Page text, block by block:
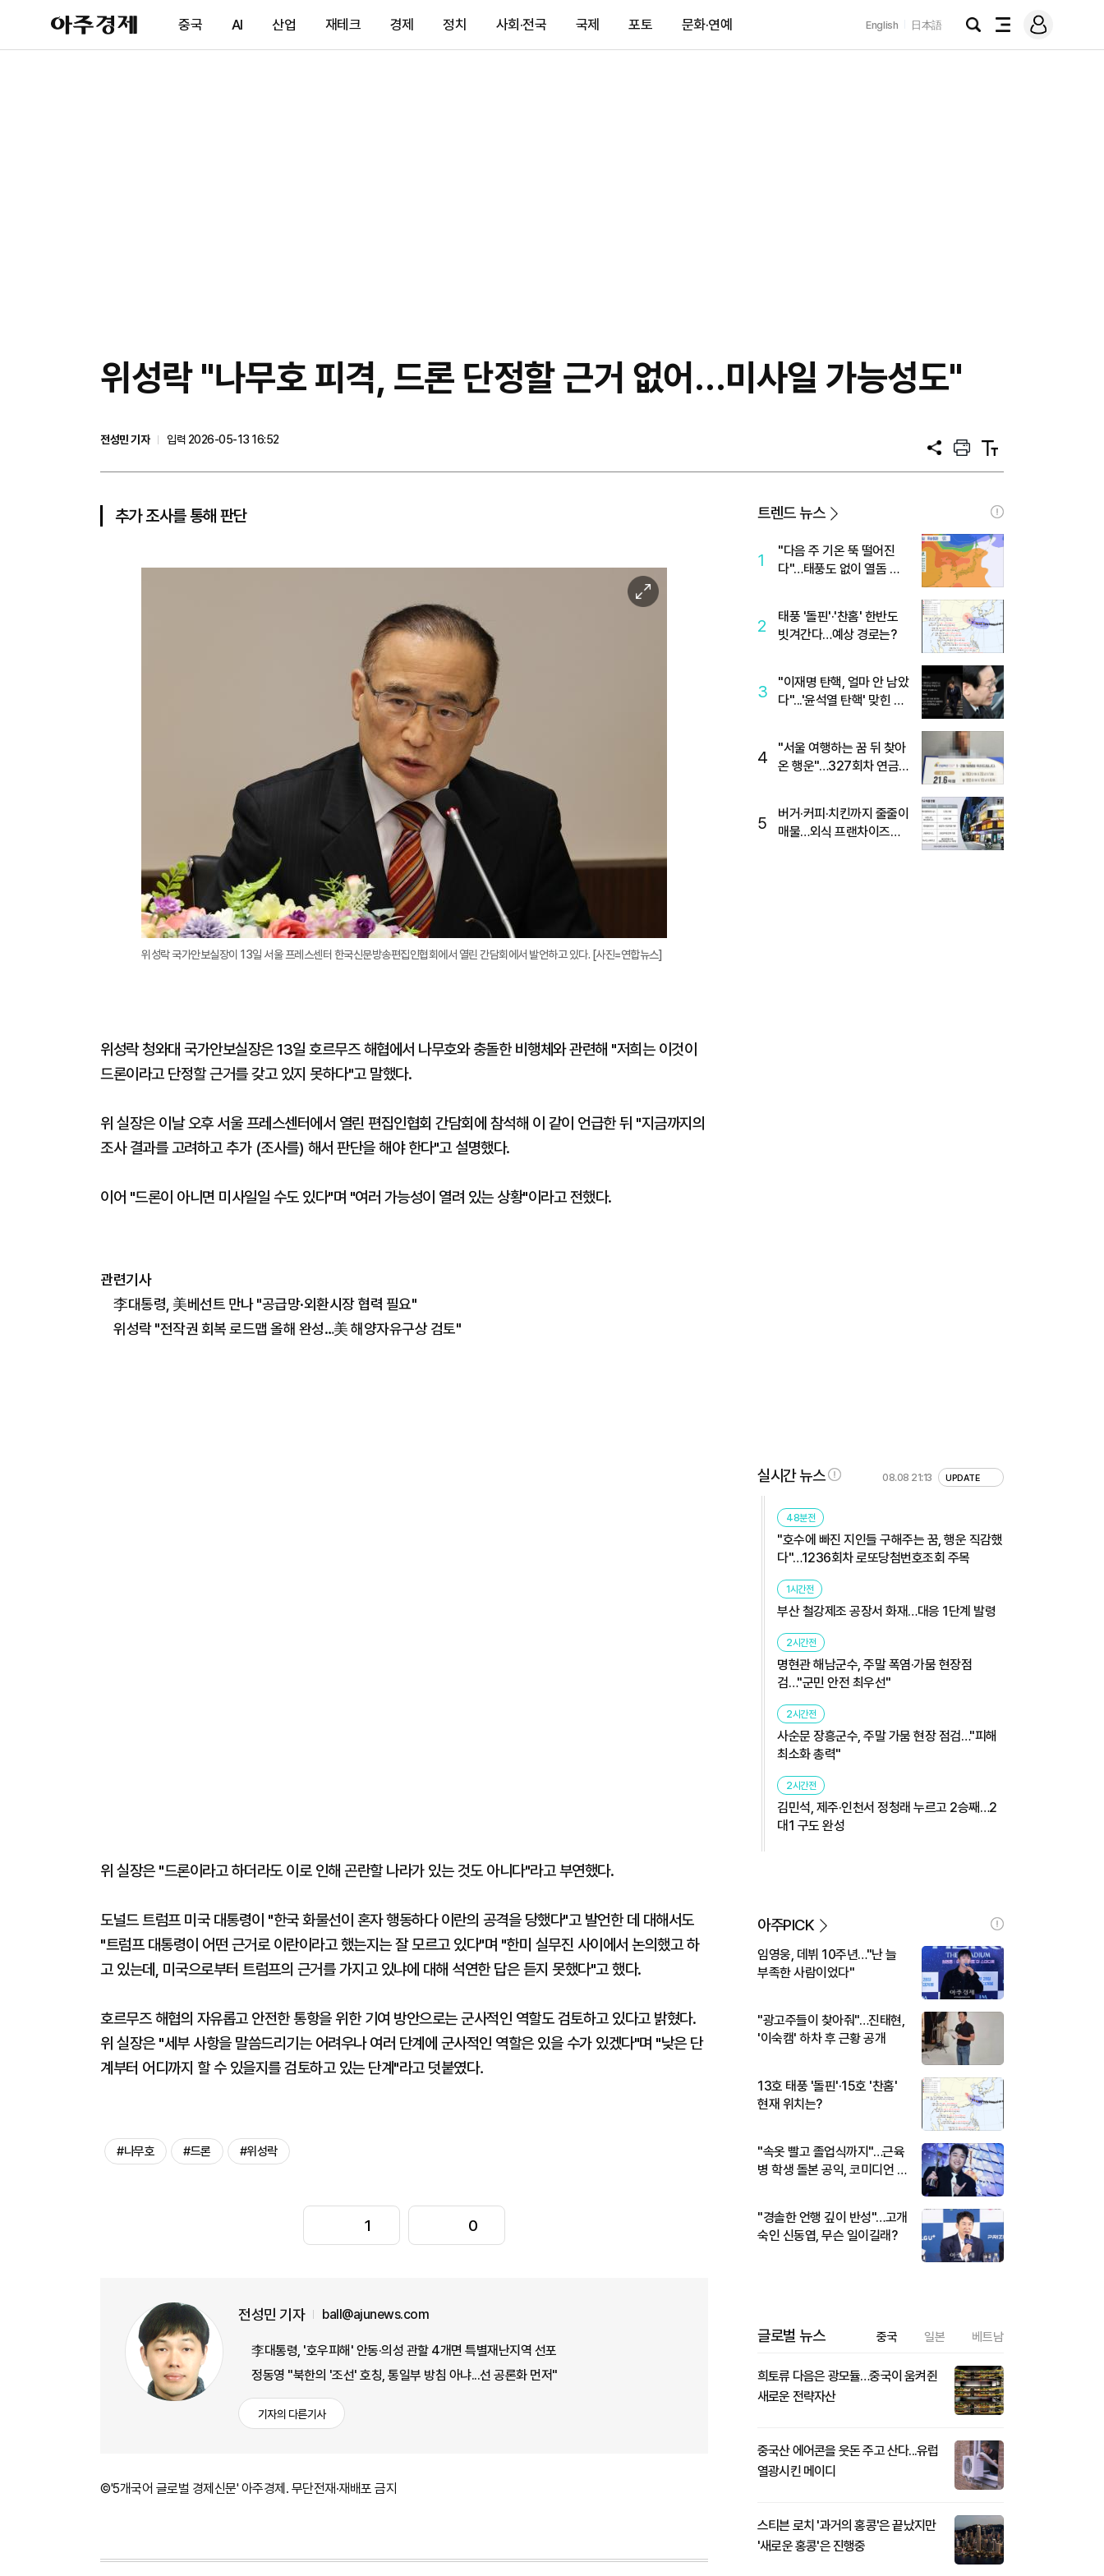
아
주
제
중국 AI 산업 재테크 경제 정치 사회·전국 국제 포토 문화·연예 English 日本語
검
전
메
그
위성락 "나무호 피격, 드론 단정할 근거 없어…미사일 가능성도"
전성민 기자
입력 2026-05-13 16:52
공
프
트
텍
트
추가 조사를 통해 판단
이
미
위성락 국가안보실장이 13일 서울 프레스센터 한국신문방송편집인협회에서 열린 간담회에서 발언하고 있다. [사진=연합뉴스]
위성락 청와대 국가안보실장은 13일 호르무즈 해협에서 나무호와 충돌한 비행체와 관련해 "저희는 이것이
드론이라고 단정할 근거를 갖고 있지 못하다"고 말했다.
위 실장은 이날 오후 서울 프레스센터에서 열린 편집인협회 간담회에 참석해 이 같이 언급한 뒤 "지금까지의
조사 결과를 고려하고 추가 (조사를) 해서 판단을 해야 한다"고 설명했다.
이어 "드론이 아니면 미사일일 수도 있다"며 "여러 가능성이 열려 있는 상황"이라고 전했다.
관련기사
李대통령, 美베선트 만나 "공급망·외환시장 협력 필요"
위성락 "전작권 회복 로드맵 올해 완성…美 해양자유구상 검토"
위 실장은 "드론이라고 하더라도 이로 인해 곤란할 나라가 있는 것도 아니다"라고 부연했다.
도널드 트럼프 미국 대통령이 "한국 화물선이 혼자 행동하다 이란의 공격을 당했다"고 발언한 데 대해서도
"트럼프 대통령이 어떤 근거로 이란이라고 했는지는 잘 모르고 있다"며 "한미 실무진 사이에서 논의했고 하
고 있는데, 미국으로부터 트럼프의 근거를 가지고 있냐에 대해 석연한 답은 듣지 못했다"고 했다.
호르무즈 해협의 자유롭고 안전한 통항을 위한 기여 방안으로는 군사적인 역할도 검토하고 있다고 밝혔다.
위 실장은 "세부 사항을 말씀드리기는 어려우나 여러 단계에 군사적인 역할은 있을 수가 있겠다"며 "낮은 단
계부터 어디까지 할 수 있을지를 검토하고 있는 단계"라고 덧붙였다．
#나무호 #드론 #위성락
1 0
전성민 기자 ball@ajunews.com
李대통령, '호우피해' 안동·의성 관할 4개면 특별재난지역 선포
정동영 "북한의 '조선' 호칭, 통일부 방침 아냐...선 공론화 먼저"
기자의 다른기사
©'5개국어 글로벌 경제신문' 아주경제. 무단전재·재배포 금지
트렌드 뉴스
1
"다음 주 기온 뚝 떨어진
다"…태풍도 없이 열돔 박
2
태풍 '돌핀'·'찬홈' 한반도
빗겨간다…예상 경로는?
3
"이재명 탄핵, 얼마 안 남았
다"...'윤석열 탄핵' 맞힌 무
4
"서울 여행하는 꿈 뒤 찾아
온 행운"…327회차 연금
5
버거·커피·치킨까지 줄줄이
매물…외식 프랜차이즈
실시간 뉴스 08.08 21:13 UPDATE
48분전
"호수에 빠진 지인들 구해주는 꿈, 행운 직감했
다"…1236회차 로또당첨번호조회 주목
1시간전
부산 철강제조 공장서 화재…대응 1단계 발령
2시간전
명현관 해남군수, 주말 폭염·가뭄 현장점
검…"군민 안전 최우선"
2시간전
사순문 장흥군수, 주말 가뭄 현장 점검…"피해
최소화 총력"
2시간전
김민석, 제주·인천서 정청래 누르고 2승째…2
대1 구도 완성
아주PICK
임영웅, 데뷔 10주년…"난 늘
부족한 사람이었다"
"광고주들이 찾아줘"…진태현,
'이숙캠' 하차 후 근황 공개
13호 태풍 '돌핀'·15호 '찬홈'
현재 위치는?
"속옷 빨고 졸업식까지"…근육
병 학생 돌본 공익, 코미디언 김
"경솔한 언행 깊이 반성"…고개
숙인 신동엽, 무슨 일이길래?
글로벌 뉴스 중국 일본 베트남
희토류 다음은 광모듈…중국이 움켜쥔
새로운 전략자산
중국산 에어콘을 웃돈 주고 산다...유럽
열광시킨 메이디
스티븐 로치 '과거의 홍콩'은 끝났지만
'새로운 홍콩'은 진행중